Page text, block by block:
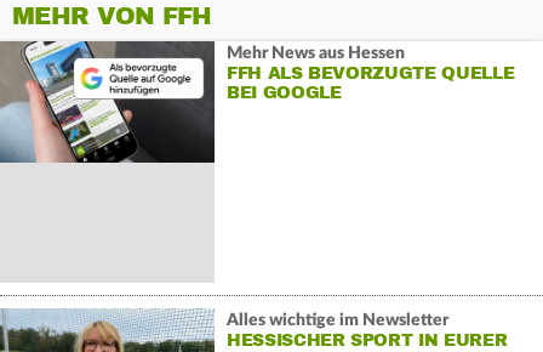
MEHR VON FFH
Mehr News aus Hessen
FFH ALS BEVORZUGTE QUELLE
BEI GOOGLE
Alles wichtige im Newsletter
HESSISCHER SPORT IN EURER